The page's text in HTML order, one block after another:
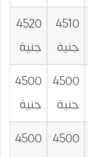
4510
جنية
4520
جنية
4500
جنية
4500
جنية
4500
4500